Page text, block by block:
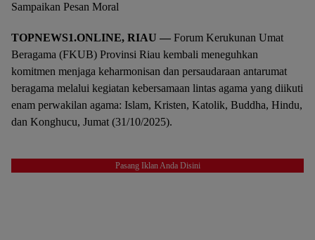
Sampaikan Pesan Moral
TOPNEWS1.ONLINE, RIAU — Forum Kerukunan Umat
Beragama (FKUB) Provinsi Riau kembali meneguhkan
komitmen menjaga keharmonisan dan persaudaraan antarumat
beragama melalui kegiatan kebersamaan lintas agama yang diikuti
enam perwakilan agama: Islam, Kristen, Katolik, Buddha, Hindu,
dan Konghucu, Jumat (31/10/2025).
Pasang Iklan Anda Disini